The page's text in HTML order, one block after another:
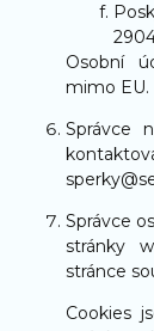
Osobní
mimo EU.
Správce
Správce
stránky
stránce
Cookies